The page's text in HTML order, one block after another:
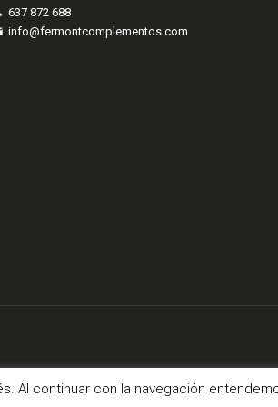
637 872 688
info@fermontcomplementos.com
Al continuar con la navegación